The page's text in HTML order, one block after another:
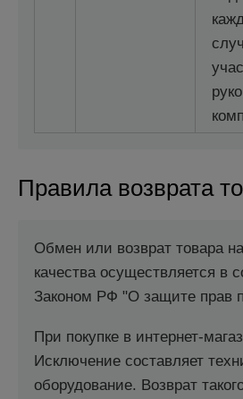
Правила возврата
Обмен или возврат товара
качества осуществляется в
Законом РФ "О защите прав
При покупке в интернет-
Исключение составляет
оборудование. Возврат